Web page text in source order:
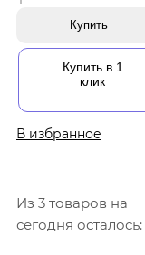
Купить
Купить в 1
клик
В избранное
Из 3 товаров на
сегодня осталось: